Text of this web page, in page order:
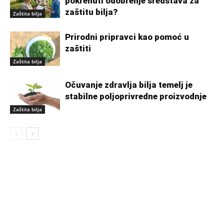
Zaštita bilja
zaštitu bilja?
Zaštita bilja
Prirodni pripravci kao pomoć u
zaštiti
Zaštita bilja
Očuvanje zdravlja bilja temelj je
stabilne poljoprivredne proizvodnje